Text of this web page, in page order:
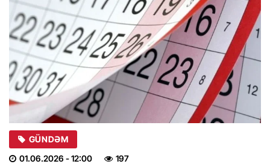
GÜNDƏM
01.06.2026 - 12:00 197